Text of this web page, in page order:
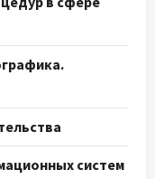
систем